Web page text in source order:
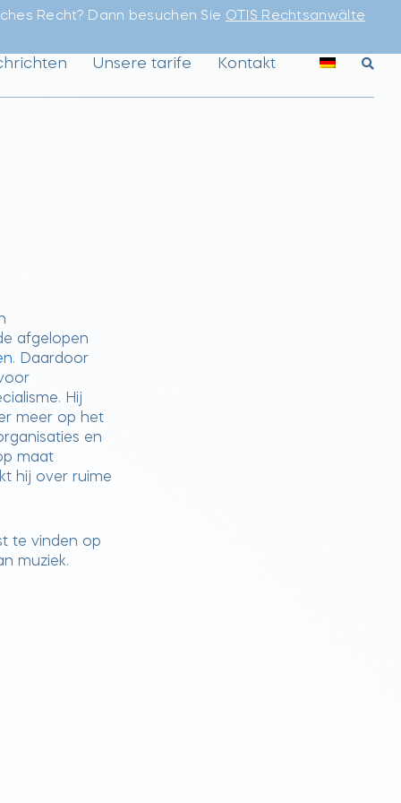
Recht? Dann besuchen Sie OTIS Rechtsanwälte
Unsere tarife Kontakt
afgelopen
. Daardoor
Hij
meer op het
en
maat
hij over ruime
te vinden op
muziek.